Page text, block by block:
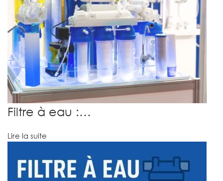
Filtre à eau :…
Lire la suite